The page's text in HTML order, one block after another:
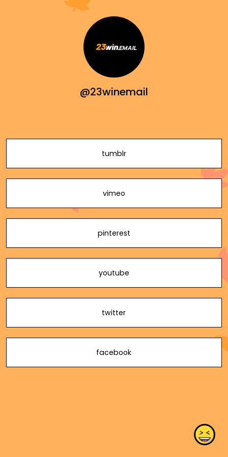
@23winemail
tumblr
vimeo
pinterest
youtube
twitter
facebook